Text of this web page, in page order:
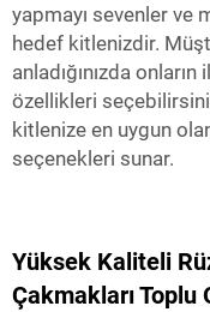
yapmayı sevenler ve
hedef kitlenizdir.
anladığınızda
özellikleri
kitlenize en uygun
seçenekleri sunar.
Yüksek Kaliteli
Çakmakları Toplu